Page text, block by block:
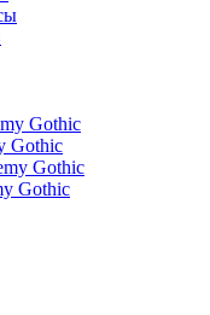
Gothic
Gothic
Gothic
Gothic